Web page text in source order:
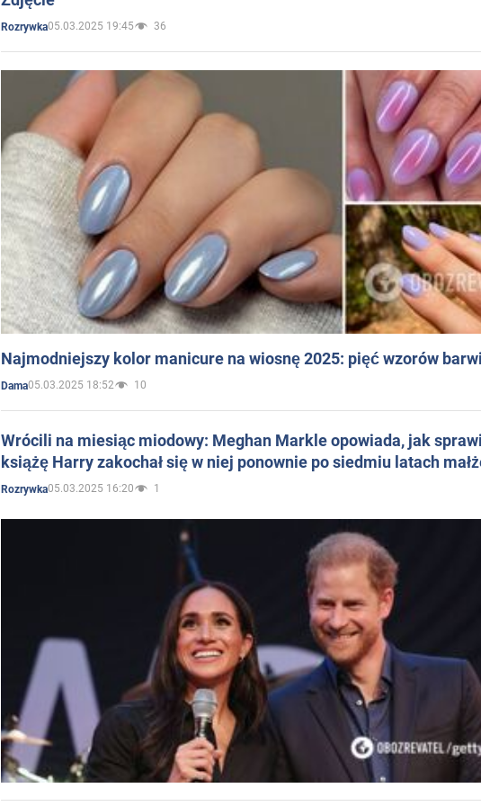
Rozrywka05.03.2025 19:45 36
Najmodniejszy kolor manicure na wiosnę 2025: pięć wzorów
Dama05.03.2025 18:52 10
Wrócili na miesiąc miodowy: Meghan Markle opowiada, jak
książę Harry zakochał się w niej ponownie po siedmiu latach
Rozrywka05.03.2025 16:20 1